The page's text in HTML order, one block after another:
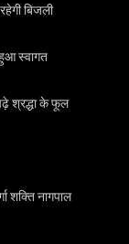
बिजली
स्वागत
श्रद्धा के फूल
शक्ति नागपाल